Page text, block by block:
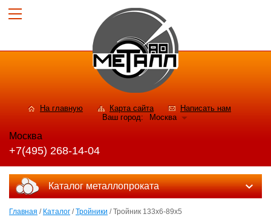
На главную Карта сайта
Написать нам
Ваш город:
Москва
Москва
+7(495) 268-14-04
Каталог металлопроката
Главная / Каталог /Тройники / Тройник 133х6-89х5